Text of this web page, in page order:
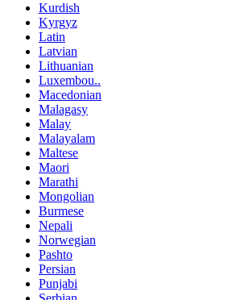
Kurdish
Kyrgyz
Latin
Latvian
Lithuanian
Luxembou..
Macedonian
Malagasy
Malay
Malayalam
Maltese
Maori
Marathi
Mongolian
Burmese
Nepali
Norwegian
Pashto
Persian
Punjabi